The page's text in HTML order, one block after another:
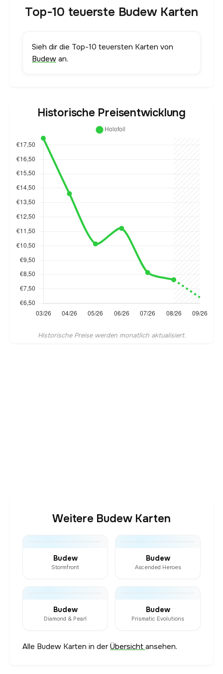
Top-10 teuerste Budew Karten
Sieh dir die Top-10 teuersten Karten von
Budew an.
Historische Preisentwicklung
Historische Preise werden monatlich aktualisiert.
Weitere Budew Karten
Budew
Stormfront
Budew
Ascended Heroes
Budew
Diamond & Pearl
Budew
Prismatic Evolutions
Alle Budew Karten in derÜbersicht ansehen.